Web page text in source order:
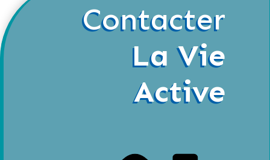
Contacter
La Vie
Active